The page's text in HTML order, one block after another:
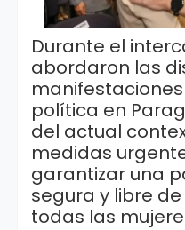
Durante el
abordaron las
política en
del actual
medidas
garantizar una
segura y libre
todas las